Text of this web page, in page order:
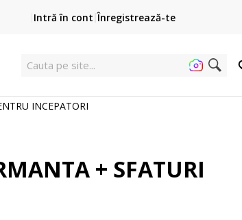
Cumpără acum, plateste mai târziu
3 rate fără dobândă fără card de credit cu Klarna
Intră în cont Înregistrează-te
Cauta pe site..
INCEPATORI
+ SFATURI